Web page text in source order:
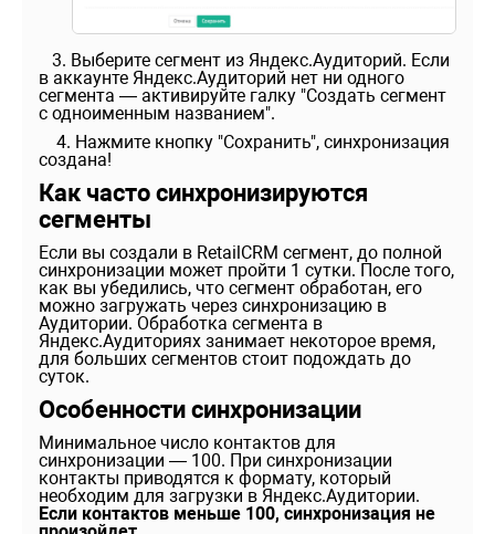
3. Выберите сегмент из Яндекс.Аудиторий. Если
в аккаунте Яндекс.Аудиторий нет ни одного
сегмента — активируйте галку "Создать сегмент
с одноименным названием".
4. Нажмите кнопку "Сохранить", синхронизация
создана!
Как часто синхронизируются
сегменты
Если вы создали в RetailCRM сегмент, до полной
синхронизации может пройти 1 сутки. После того,
как вы убедились, что сегмент обработан, его
можно загружать через синхронизацию в
Аудитории. Обработка сегмента в
Яндекс.Аудиториях занимает некоторое время,
для больших сегментов стоит подождать до
суток.
Особенности синхронизации
Минимальное число контактов для
синхронизации — 100. При синхронизации
контакты приводятся к формату, который
необходим для загрузки в Яндекс.Аудитории.
Если контактов меньше 100, синхронизация не